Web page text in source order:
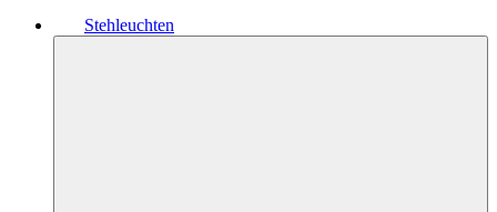
Stehleuchten